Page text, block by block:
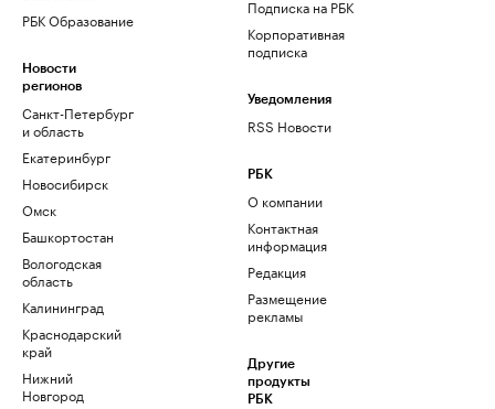
РБК Образование
Новости
регионов
Санкт-Петербург
и область
Екатеринбург
Новосибирск
Омск
Башкортостан
Вологодская
область
Калининград
Краснодарский
край
Нижний
Новгород
Подписка на РБК
Корпоративная
подписка
Уведомления
RSS Новости
РБК
О компании
Контактная
информация
Редакция
Размещение
рекламы
Другие
продукты
РБК